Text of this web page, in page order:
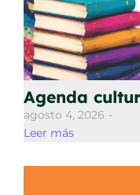
Agenda
agosto 4, 2026 -
Leer más